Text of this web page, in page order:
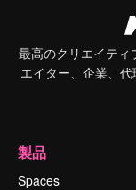
最高のクリエイティ
エイター、企業、
製品
Spaces